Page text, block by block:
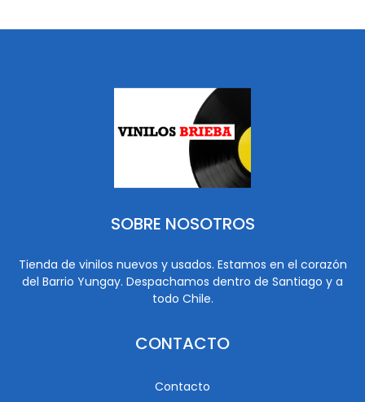
SOBRE NOSOTROS
Tienda de vinilos nuevos y usados. Estamos en el corazón
del Barrio Yungay. Despachamos dentro de Santiago y a
todo Chile.
CONTACTO
Contacto